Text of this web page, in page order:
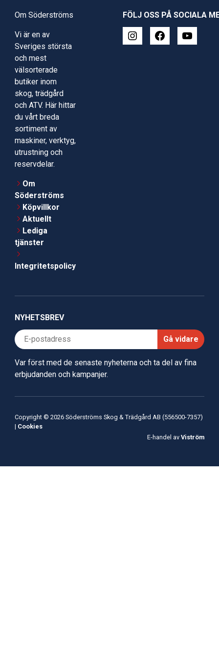
Om Söderströms
Vi är en av
Sveriges största
och mest
välsorterade
butiker inom
skog, trädgård
och ATV. Här hittar
du vårt breda
sortiment av
maskiner, verktyg,
utrustning och
reservdelar.
Om
Söderströms
Köpvillkor
Aktuellt
Lediga
tjänster
Integritetspolicy
FÖLJ OSS PÅ SOCIALA
NYHETSBREV
Gå vidare
Var först med de senaste nyheterna och ta del av fina
erbjudanden och kampanjer.
Copyright © 2026 Söderströms Skog & Trädgård AB (556500-7357)
| Cookies
E-handel av Viström